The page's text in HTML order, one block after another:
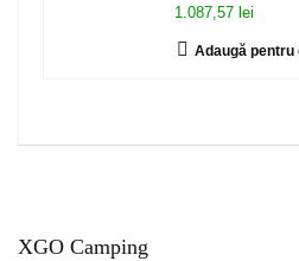
1.087,57 lei
Adaugă
XGO Camping